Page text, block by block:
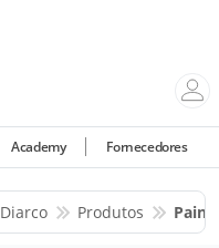
Academy Fornecedores
Diarco Produtos